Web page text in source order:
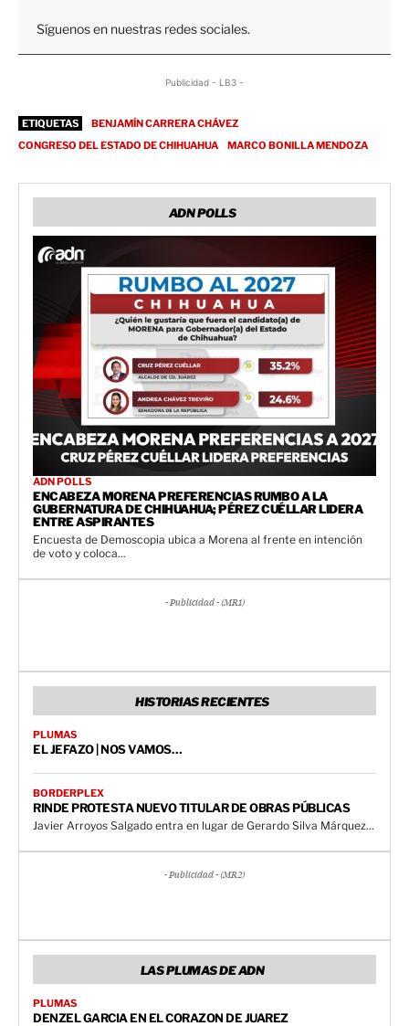
Síguenos en nuestras redes sociales.
Publicidad - LB3 -
ETIQUETAS
BENJAMÍN CARRERA CHÁVEZ
CONGRESO DEL ESTADO DE CHIHUAHUA
MARCO BONILLA MENDOZA
ADN POLLS
ADN POLLS
ENCABEZA MORENA PREFERENCIAS RUMBO A LA
GUBERNATURA DE CHIHUAHUA; PÉREZ CUÉLLAR LIDERA
ENTRE ASPIRANTES
Encuesta de Demoscopia ubica a Morena al frente en intención
de voto y coloca...
- Publicidad - (MR1)
HISTORIAS RECIENTES
PLUMAS
EL JEFAZO | NOS VAMOS…
BORDERPLEX
RINDE PROTESTA NUEVO TITULAR DE OBRAS PÚBLICAS
Javier Arroyos Salgado entra en lugar de Gerardo Silva Márquez...
- Publicidad - (MR2)
LAS PLUMAS DE ADN
PLUMAS
DENZEL GARCIA EN EL CORAZON DE JUAREZ